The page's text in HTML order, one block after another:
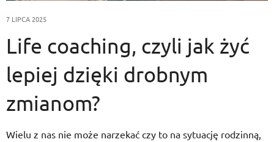
7 LIPCA 2025
Life coaching, czyli jak żyć
lepiej dzięki drobnym
zmianom?
Wielu z nas nie może narzekać czy to na sytuację rodzinną,